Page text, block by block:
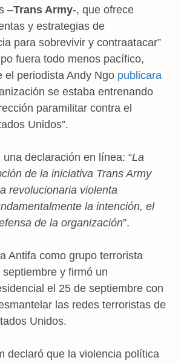
–Trans Army-, que ofrece
y estrategias de
para sobrevivir y contraatacar”
fuera todo menos pacífico,
el periodista Andy Ngo publicara
se estaba entrenando
paramilitar contra el
Unidos”.
declaración en línea: “La
de la iniciativa Trans Army
revolucionaria violenta
la intención, el
de la organización”.
Antifa como grupo terrorista
y firmó un
el 25 de septiembre con
las redes terroristas de
Unidos.
declaró que la violencia política